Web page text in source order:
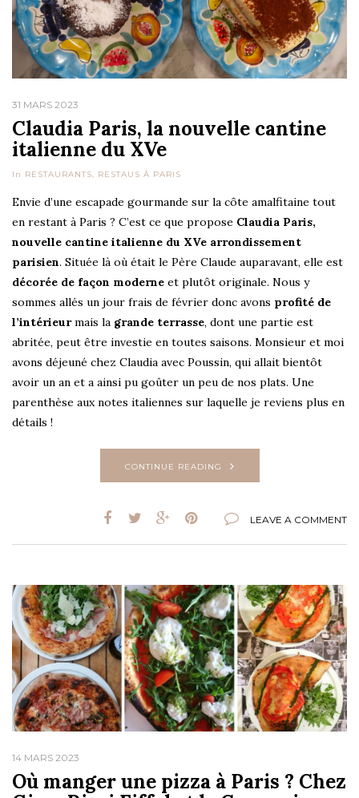
31 MARS 2023
Claudia Paris, la nouvelle cantine
italienne du XVe
In RESTAURANTS, RESTAUS À PARIS
Envie d’une escapade gourmande sur la côte amalfitaine tout
en restant à Paris ? C’est ce que propose Claudia Paris,
nouvelle cantine italienne du XVe arrondissement
parisien. Située là où était le Père Claude auparavant, elle est
décorée de façon moderne et plutôt originale. Nous y
sommes allés un jour frais de février donc avons profité de
l’intérieurmais la grande terrasse, dont une partie est
abritée, peut être investie en toutes saisons. Monsieur et moi
avons déjeuné chez Claudia avec Poussin, qui allait bientôt
avoir un an et a ainsi pu goûter un peu de nos plats. Une
parenthèse aux notes italiennes sur laquelle je reviens plus en
détails !
CONTINUE READING
LEAVE A COMMENT
14 MARS 2023
Où manger une pizza à Paris ? Chez